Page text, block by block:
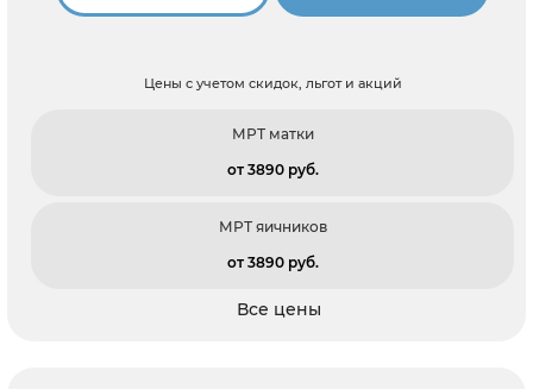
Цены с учетом скидок, льгот и акций
МРТ матки
от 3890 pуб.
МРТ яичников
от 3890 pуб.
Все цены